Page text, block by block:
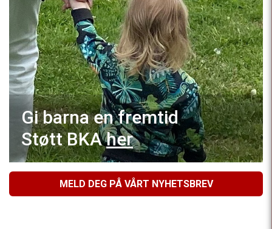
Gi barna en fremtid
Støtt BKAher
MELD DEG PÅ VÅRT NYHETSBREV